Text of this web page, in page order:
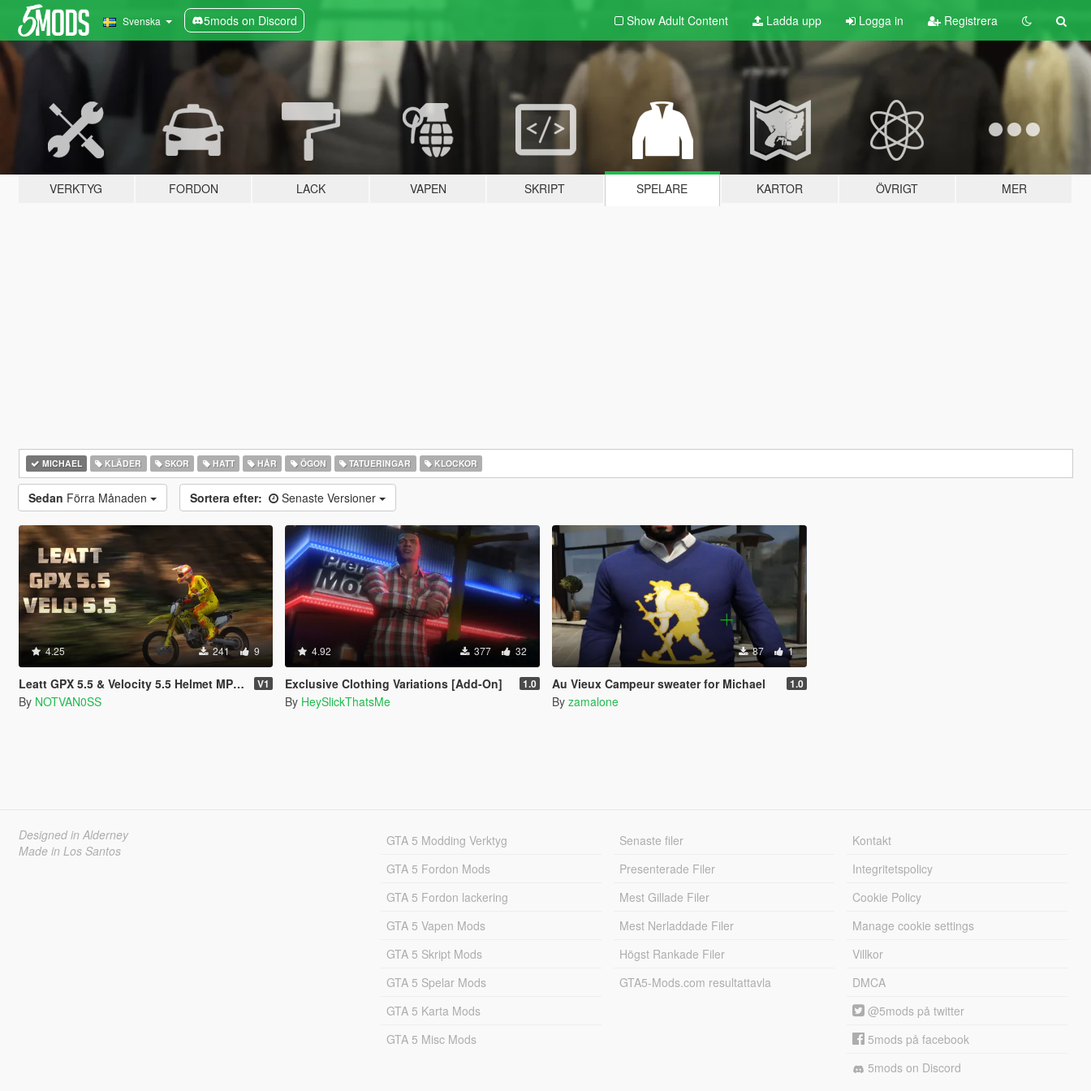
Svenska 5mods on Discord Show Adult Content Ladda upp Logga in Registrera
VERKTYG FORDON LACK VAPEN SKRIPT SPELARE KARTOR ÖVRIGT MER
MICHAEL KLÄDER SKOR HATT HÅR ÖGON TATUERINGAR KLOCKOR
Sedan Förra Månaden Sortera efter: Senaste Versioner
4.25 241 9
Leatt GPX 5.5 & Velocity 5.5 Helmet MP & SP V1
By NOTVAN0SS
4.92 377 32
Exclusive Clothing Variations [Add-On] 1.0
By HeySlickThatsMe
87 1
Au Vieux Campeur sweater for Michael 1.0
By zamalone
Designed in Alderney
Made in Los Santos
GTA 5 Modding Verktyg
GTA 5 Fordon Mods
GTA 5 Fordon lackering
GTA 5 Vapen Mods
GTA 5 Skript Mods
GTA 5 Spelar Mods
GTA 5 Karta Mods
GTA 5 Misc Mods
Senaste filer
Presenterade Filer
Mest Gillade Filer
Mest Nerladdade Filer
Högst Rankade Filer
GTA5-Mods.com resultattavla
Kontakt
Integritetspolicy
Cookie Policy
Manage cookie settings
Villkor
DMCA
@5mods på twitter
5mods på facebook
5mods on Discord